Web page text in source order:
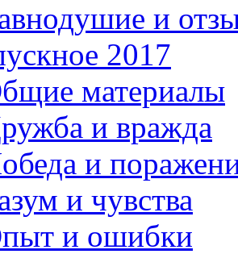
и
2017
материалы
и вражда
и
и чувства
и ошибки